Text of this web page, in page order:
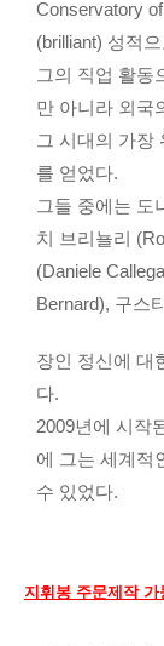
Conservatory
(brilliant) 성적
그의 직업 활동
만 아니라 외국
그 시대의 가장
를 얻었다.
그들 중에는 도
치 브리뇰리
(Daniele
Bernard), 구스
장인 정신에 대
다.
2009년에 시작
에 그는 세계적
수 있었다.
지휘봉 주문제작 가